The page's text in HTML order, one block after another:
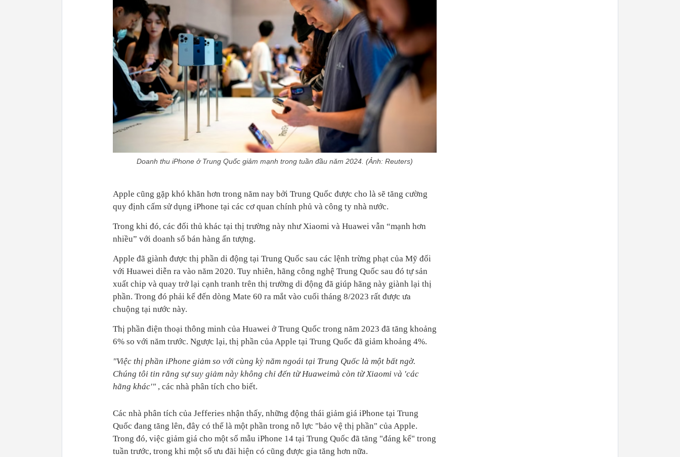
Doanh thu iPhone ở Trung Quốc giảm mạnh trong tuần đầu năm 2024. (Ảnh: Reuters)
Apple cũng gặp khó khăn hơn trong năm nay bởi Trung Quốc được cho là sẽ tăng cường
quy định cấm sử dụng iPhone tại các cơ quan chính phủ và công ty nhà nước.
Trong khi đó, các đối thủ khác tại thị trường này như Xiaomi và Huawei vẫn “mạnh hơn
nhiều” với doanh số bán hàng ấn tượng.
Apple đã giành được thị phần di động tại Trung Quốc sau các lệnh trừng phạt của Mỹ đối
với Huawei diễn ra vào năm 2020. Tuy nhiên, hãng công nghệ Trung Quốc sau đó tự sản
xuất chip và quay trở lại cạnh tranh trên thị trường di động đã giúp hãng này giành lại thị
phần. Trong đó phải kể đến dòng Mate 60 ra mắt vào cuối tháng 8/2023 rất được ưa
chuộng tại nước này.
Thị phần điện thoại thông minh của Huawei ở Trung Quốc trong năm 2023 đã tăng khoảng
6% so với năm trước. Ngược lại, thị phần của Apple tại Trung Quốc đã giảm khoảng 4%.
"Việc thị phần iPhone giảm so với cùng kỳ năm ngoái tại Trung Quốc là một bất ngờ.
Chúng tôi tin rằng sự suy giảm này không chỉ đến từ Huaweimà còn từ Xiaomi và 'các
hãng khác'" , các nhà phân tích cho biết.
Các nhà phân tích của Jefferies nhận thấy, những động thái giảm giá iPhone tại Trung
Quốc đang tăng lên, đây có thể là một phần trong nỗ lực "bảo vệ thị phần" của Apple.
Trong đó, việc giảm giá cho một số mẫu iPhone 14 tại Trung Quốc đã tăng "đáng kể" trong
tuần trước, trong khi một số ưu đãi hiện có cũng được gia tăng hơn nữa.